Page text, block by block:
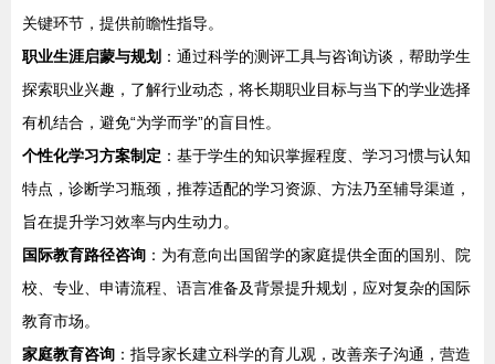
关键环节，提供前瞻性指导。
职业生涯启蒙与规划 ：通过科学的测评工具与咨询访谈，帮助学生
探索职业兴趣，了解行业动态，将长期职业目标与当下的学业选择
有机结合，避免“为学而学”的盲目性。
个性化学习方案制定 ：基于学生的知识掌握程度、学习习惯与认知
特点，诊断学习瓶颈，推荐适配的学习资源、方法乃至辅导渠道，
旨在提升学习效率与内生动力。
国际教育路径咨询 ：为有意向出国留学的家庭提供全面的国别、院
校、专业、申请流程、语言准备及背景提升规划，应对复杂的国际
教育市场。
家庭教育咨询 ：指导家长建立科学的育儿观，改善亲子沟通，营造